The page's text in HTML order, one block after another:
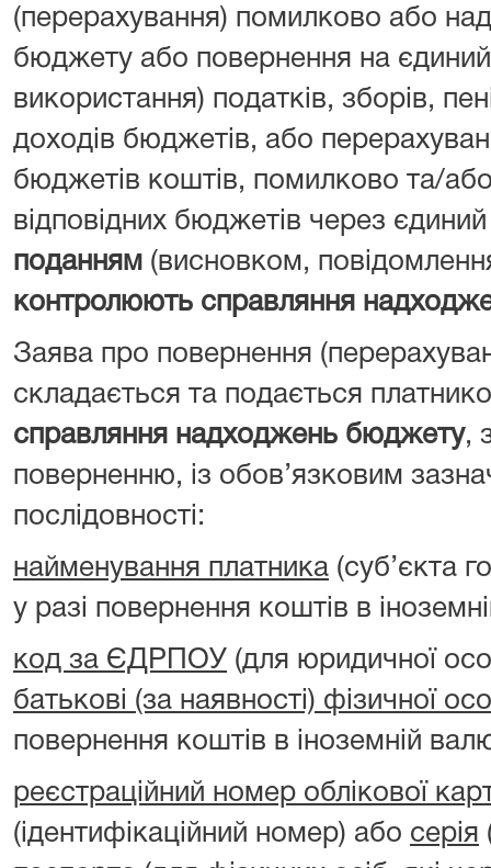
(перерахування) помилково або
бюджету або повернення на єдиний
використання) податків, зборів,
доходів бюджетів, або
бюджетів коштів, помилково та/
відповідних бюджетів через
поданням (висновком,
контролюють справляння
Заява про повернення
складається та подається
справляння надходжень бюджету,
поверненню, із обов’язковим
послідовності:
найменування платника (суб’єкта
у разі повернення коштів в
код за ЄДРПОУ (для юридичної
батькові (за наявності) фізичної
повернення коштів в іноземній
реєстраційний номер облікової
(ідентифікаційний номер) або серія